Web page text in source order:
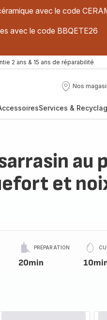
avec le code
avec le code BBQETE26
2 ans & 15 ans de réparabilité
Nos
Nos
Services &
au
et
PRÉPARATION
20min